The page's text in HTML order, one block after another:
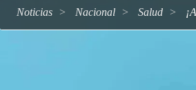
Noticias Nacional salud